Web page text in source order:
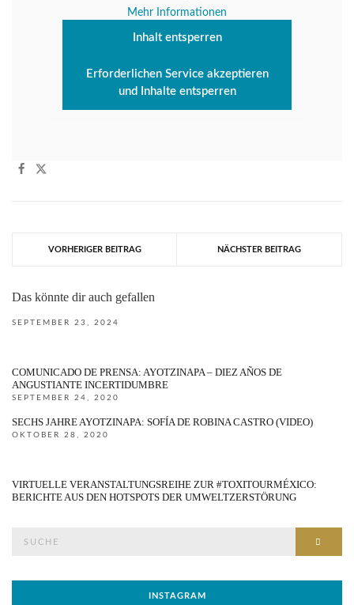
Mehr Informationen
Inhalt entsperren
Erforderlichen Service akzeptieren
und Inhalte entsperren
VORHERIGER BEITRAG NÄCHSTER BEITRAG
Das könnte dir auch gefallen
SEPTEMBER 23, 2024
COMUNICADO DE PRENSA: AYOTZINAPA – DIEZ AÑOS DE
ANGUSTIANTE INCERTIDUMBRE
SEPTEMBER 24, 2020
SECHS JAHRE AYOTZINAPA: SOFÍA DE ROBINA CASTRO (VIDEO)
OKTOBER 28, 2020
VIRTUELLE VERANSTALTUNGSREIHE ZUR #TOXITOURMÉXICO:
BERICHTE AUS DEN HOTSPOTS DER UMWELTZERSTÖRUNG
INSTAGRAM